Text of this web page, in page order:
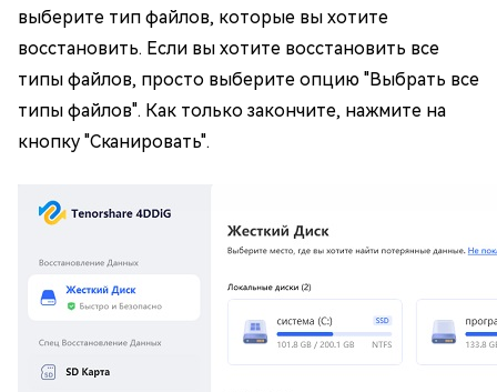
выберите тип файлов, которые вы хотите
восстановить. Если вы хотите восстановить все
типы файлов, просто выберите опцию "Выбрать все
типы файлов". Как только закончите, нажмите на
кнопку "Сканировать".